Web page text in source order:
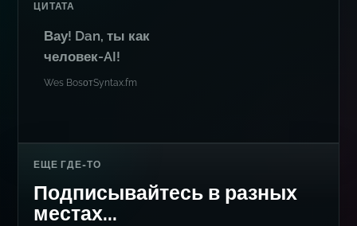
ЦИТАТА
Вау! Dan, ты как
человек-AI!
Wes BosотSyntax.fm
ЕЩЕ ГДЕ-ТО
Подписывайтесь в разных
местах...